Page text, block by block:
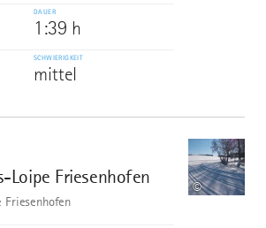
DAUER
1:39 h
SCHWIERIGKEIT
mittel
Loipe Friesenhofen
©
Friesenhofen